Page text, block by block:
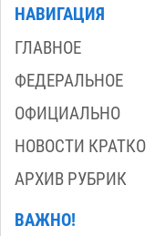
НАВИГАЦИЯ
ГЛАВНОЕ
ФЕДЕРАЛЬНОЕ
ОФИЦИАЛЬНО
НОВОСТИ КРАТКО
АРХИВ РУБРИК
ВАЖНО!